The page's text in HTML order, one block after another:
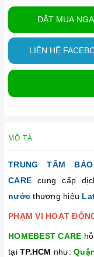
ĐẶT MUA
LIÊN HỆ
MÔ TẢ
TRUNG TÂM
CARE cung cấp
nước thương hiệu
PHẠM VI HOẠT
HOMEBEST CARE
tại TP.HCM như: